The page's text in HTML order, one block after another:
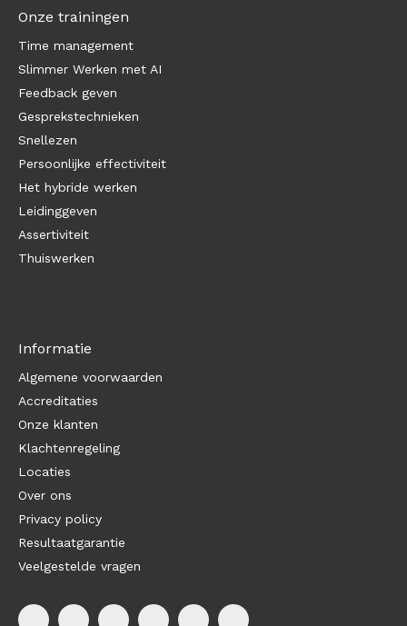
Onze trainingen
Time management
Slimmer Werken met AI
Feedback geven
Gesprekstechnieken
Snellezen
Persoonlijke effectiviteit
Het hybride werken
Leidinggeven
Assertiviteit
Thuiswerken
Informatie
Algemene voorwaarden
Accreditaties
Onze klanten
Klachtenregeling
Locaties
Over ons
Privacy policy
Resultaatgarantie
Veelgestelde vragen